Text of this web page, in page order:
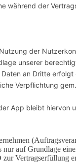
während der
der
unserer
an Dritte
Verpflichtung
App bleibt hiervon
auf Grundlage
Vertragserfüllung